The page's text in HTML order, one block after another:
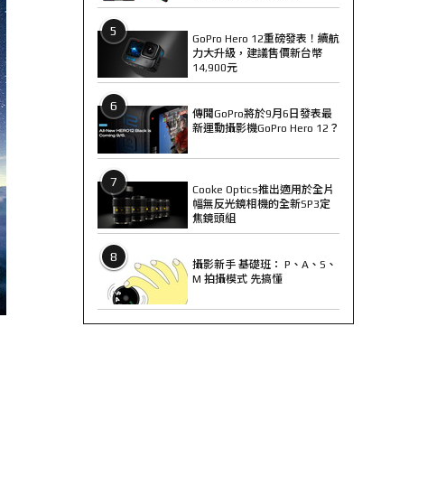
5
GoPro Hero 12重磅發表！續航
力大升級，建議售價新台幣
14,900元
6
傳聞GoPro將於9月6日發表最
新運動攝影機GoPro Hero 12？
7
Cooke Optics推出適用於全片
幅無反光鏡相機的全新SP3定
焦鏡頭組
8
攝影新手 基礎班： P、A、S、
M 拍攝模式 先搞懂